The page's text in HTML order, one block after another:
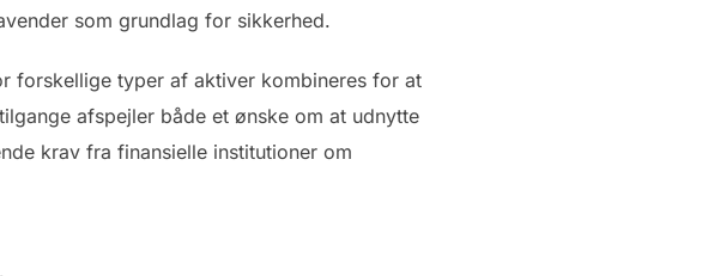
som grundlag for sikkerhed.
forskellige typer af aktiver kombineres for at
afspejler både et ønske om at udnytte
krav fra finansielle institutioner om